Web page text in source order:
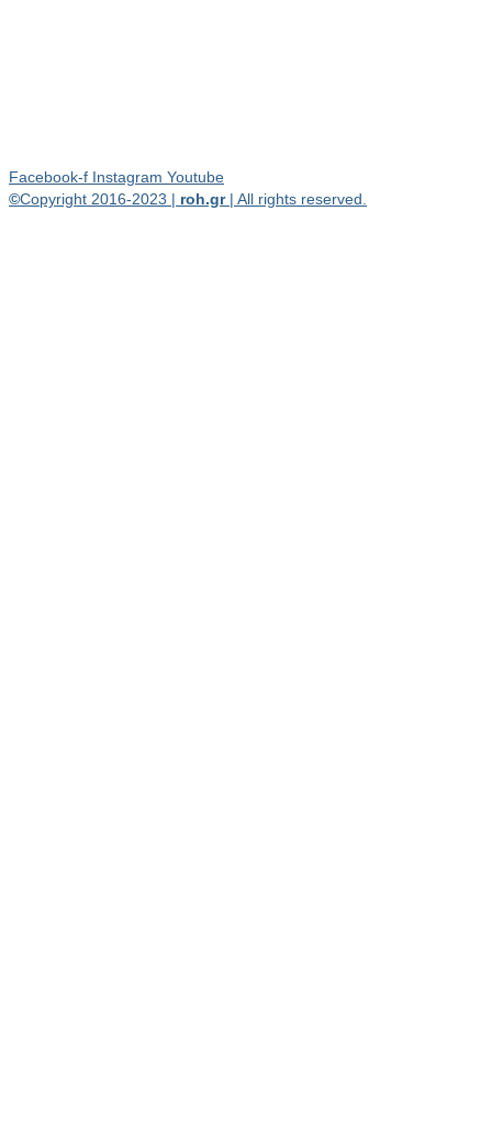
Facebook-f Instagram Youtube
©Copyright 2016-2023 | roh.gr | All rights reserved.